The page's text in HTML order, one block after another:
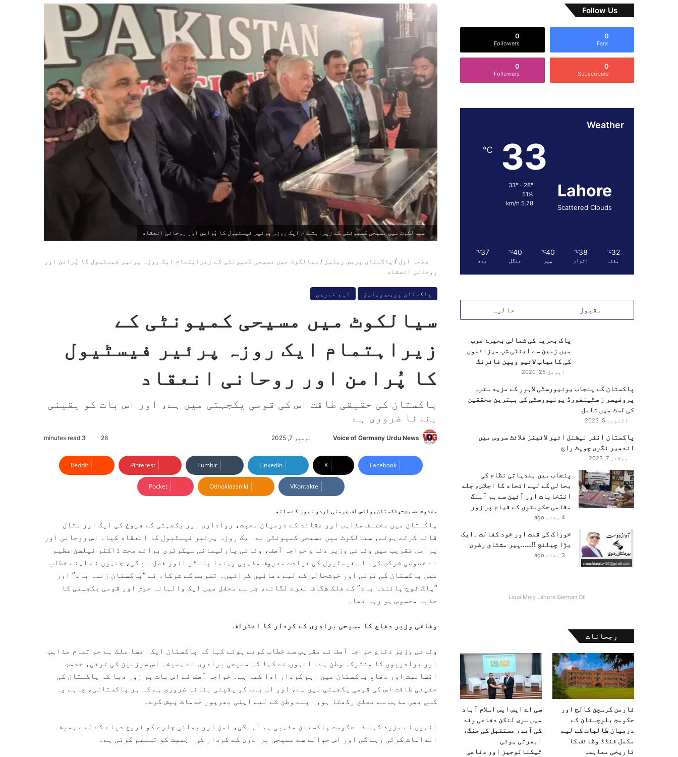
سیالکوٹ میں مسیحی کمیونٹی کے زیراہتمام ایک روزہ پرئیر فیسٹیول کا پُرامن اور روحانی انعقاد
صفحہ اول / پاکستان پریس ریلیز / سیالکوٹ میں مسیحی کمیونٹی کے زیراہتمام ایک روزہ پرئیر فیسٹیول کا پُرامن اور
روحانی انعقاد
پاکستان پریس ریلیز اہم خبریں
سیالکوٹ میں مسیحی کمیونٹی کے
زیراہتمام ایک روزہ پرئیر فیسٹیول
کا پُرامن اور روحانی انعقاد
پاکستان کی حقیقی طاقت اس کی قومی یکجہتی میں ہے، اور اس بات کو یقینی
بنانا ضروری ہے
Voice of Germany Urdu News
n
d
n
e
نومبر 7, 2025 28
Facebook
X
LinkedIn
Tumblr
Pinterest
Reddit
VKontakte
Odnoklassniki
Pocket
مخدوم حسین-پاکستان،وائس آف جرمنی اردو نیوز کے ساتھ
پاکستان میں مختلف مذاہب اور عقائد کے درمیان محبت، رواداری اور یکجہتی کے فروغ کی ایک اور مثال
قائم کرتے ہوئے، سیالکوٹ میں مسیحی کمیونٹی نے ایک روزہ پرئیر فیسٹیول کا انعقاد کیا۔ اس روحانی اور
پرامن تقریب میں وفاقی وزیر دفاع خواجہ آصف، وفاقی پارلیمانی سیکرٹری برائے صحت ڈاکٹر نیلسن عظیم
نے خصوصی شرکت کی۔ اس فیسٹیول کی قیادت معروف مذہبی رہنما پاسٹر انور فضل نے کی، جنہوں نے اپنے خطاب
میں پاکستان کی ترقی اور خوشحالی کے لیے دعائیں کرائیں۔ تقریب کے شرکاء نے “پاکستان زندہ باد” اور
“پاک فوج پائندہ باد” کے فلک شگاف نعرے لگائے، جس سے محفل میں ایک والہانہ جوش اور قومی یکجہتی کا
جذبہ محسوس ہو رہا تھا۔
وفاقی وزیر دفاع کا مسیحی برادری کے کردار کا اعتراف
وفاقی وزیر دفاع خواجہ آصف نے تقریب سے خطاب کرتے ہوئے کہا کہ پاکستان ایک ایسا ملک ہے جو تمام مذاہب
اور برادریوں کا مشترکہ وطن ہے۔ انہوں نے کہا کہ مسیحی برادری نے ہمیشہ اس سرزمین کی ترقی، خدمتِ
انسانیت اور دفاعِ پاکستان میں اہم کردار ادا کیا ہے۔ خواجہ آصف نے اس بات پر زور دیا کہ پاکستان کی
حقیقی طاقت اس کی قومی یکجہتی میں ہے، اور اس بات کو یقینی بنانا ضروری ہے کہ ہر پاکستانی، چاہے وہ
کسی بھی مذہب سے تعلق رکھتا ہو، اپنے وطن کے لیے اپنی بھرپور خدمات پیش کرے۔
انہوں نے مزید کہا کہ حکومت پاکستان مذہبی ہم آہنگی، امن اور بھائی چارے کو فروغ دینے کے لیے ہمیشہ
اقدامات کرتی رہے گی اور اس حوالے سے مسیحی برادری کے کردار کی اہمیت کو تسلیم کرتی ہے۔
Follow Us
0
Fans
0
Followers
0
Subscribers
0
Followers
Weather
Lahore
Scattered Clouds
33
℃
33º - 28º
51%
5.78 km/h
32
℃
ہفتہ
38
℃
اتوار
40
℃
پیر
40
℃
منگل
37
℃
بدھ
مقبول حالیہ
پاک بحریہ کی شمالی بحیرۂ عرب
میں زمین سے اینٹی شپ میزائلوں
کی کامیاب لائیو ویپن فائرنگ
اپریل 25, 2020
پاکستان کے پنجاب یونیورسٹی لاہور کے مزید سترہ
پروفیسر ز سٹینفورڈ یونیورسٹی کی بہترین محققین
کی لسٹ میں شامل
اکتوبر 5, 2023
پاکستان انٹر نیشنل ائیر لائینز فلائٹ سروس میں
اندھیر نگری چوپٹ راج
جولائی 7, 2023
پنجاب میں بلدیاتی نظام کی
بحالی کے لیے اتحاد کا اجلاس، جلد
انتخابات اور آئین سے ہم آہنگ
مقامی حکومتوں کے قیام پر زور
4 ہفتے ago
خوراک کی قلت اور خود کفالت ۔ایک
بڑا چیلنج !!……پیر مشتاق رضوی
3 ہفتے ago
Liqui Moly Lahore German Oil
رجحانات
فارمن کرسچن کالج اور
حکومتِ بلوچستان کے
درمیان طالبات کے لیے
مکمل فنڈڈ وظائف کا
تاریخی معاہدہ
سی اے ایس ایس اسلام آباد
میں سری لنکن دفاعی وفد
کی آمد، مستقبل کی جنگ،
ابھرتی ہوئی
ٹیکنالوجیز اور دفاعی